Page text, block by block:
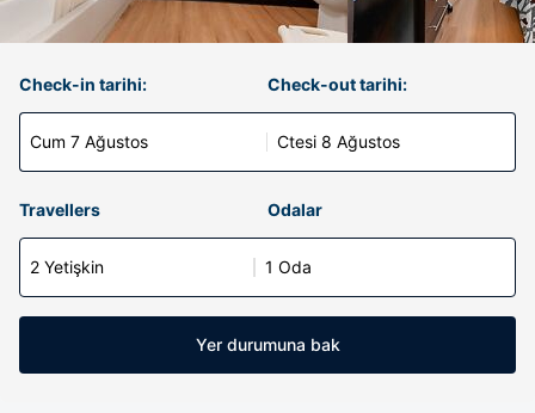
Check-in tarihi:
Cum 7 Ağustos
Check-out tarihi:
Ctesi 8 Ağustos
Travellers Odalar
2 Yetişkin 1 Oda
Yer durumuna bak